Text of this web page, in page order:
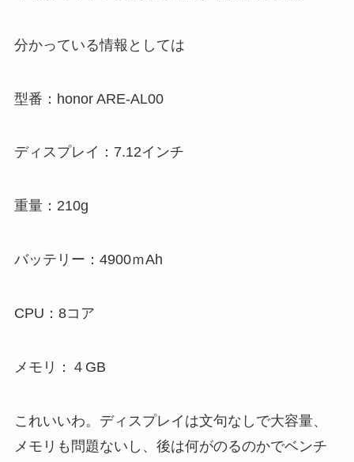
分かっている情報としては
型番：honor ARE-AL00
ディスプレイ：7.12インチ
重量：210g
バッテリー：4900ｍAh
CPU：8コア
メモリ：４GB
これいいわ。ディスプレイは文句なしで大容量、
メモリも問題ないし、後は何がのるのかでベンチ